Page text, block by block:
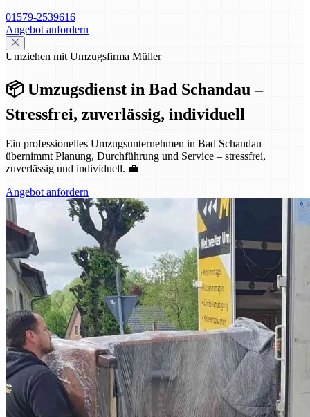
01579-2539616
Angebot anfordern
Umziehen mit Umzugsfirma Müller
📦 Umzugsdienst in Bad Schandau –
Stressfrei, zuverlässig, individuell
Ein professionelles Umzugsunternehmen in Bad Schandau
übernimmt Planung, Durchführung und Service – stressfrei,
zuverlässig und individuell. 💼
Angebot anfordern